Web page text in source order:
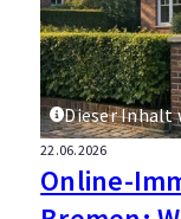
Dieser Inhalt
22.06.2026
Online-